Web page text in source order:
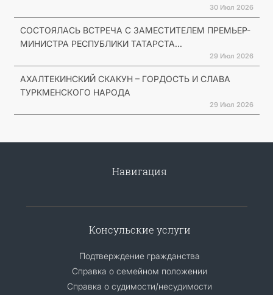
30 Июл 2026
СОСТОЯЛАСЬ ВСТРЕЧА С ЗАМЕСТИТЕЛЕМ ПРЕМЬЕР-
МИНИСТРА РЕСПУБЛИКИ ТАТАРСТА...
29 Июл 2026
АХАЛТЕКИНСКИЙ СКАКУН – ГОРДОСТЬ И СЛАВА
ТУРКМЕНСКОГО НАРОДА
29 Июл 2026
Навигация
Консульские услуги
Подтверждение гражданства
Справка о семейном положении
Справка о судимости/несудимости